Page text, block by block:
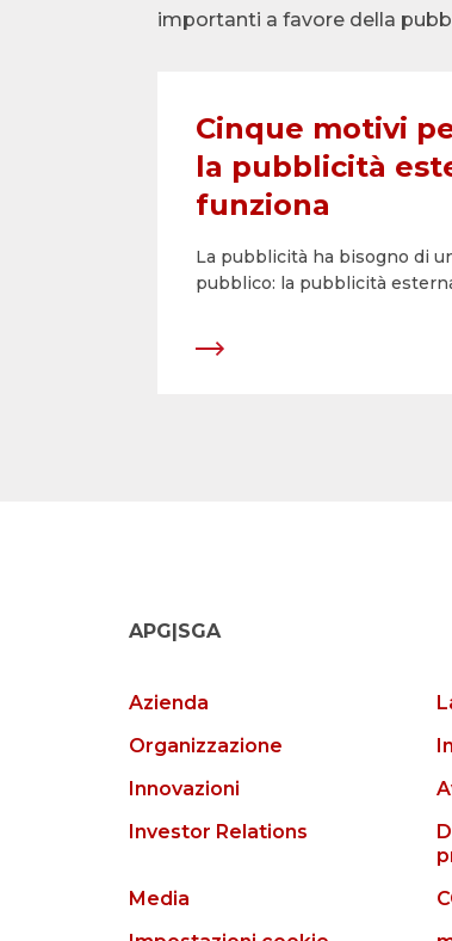
importanti a favore della
Cinque motivi
la pubblicità
funziona
La pubblicità ha bisogno di
pubblico: la pubblicità
APG|SGA
Azienda
Organizzazione
Innovazioni
Investor Relations
Media